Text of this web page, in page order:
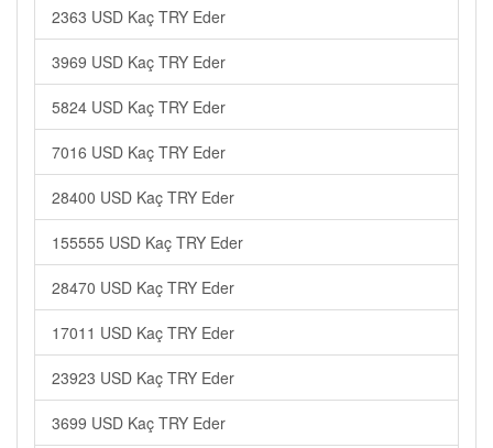
2363 USD Kaç TRY Eder
3969 USD Kaç TRY Eder
5824 USD Kaç TRY Eder
7016 USD Kaç TRY Eder
28400 USD Kaç TRY Eder
155555 USD Kaç TRY Eder
28470 USD Kaç TRY Eder
17011 USD Kaç TRY Eder
23923 USD Kaç TRY Eder
3699 USD Kaç TRY Eder